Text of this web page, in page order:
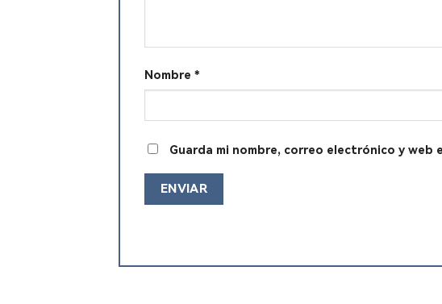
Nombre *
Guarda mi nombre, correo electrónico y web